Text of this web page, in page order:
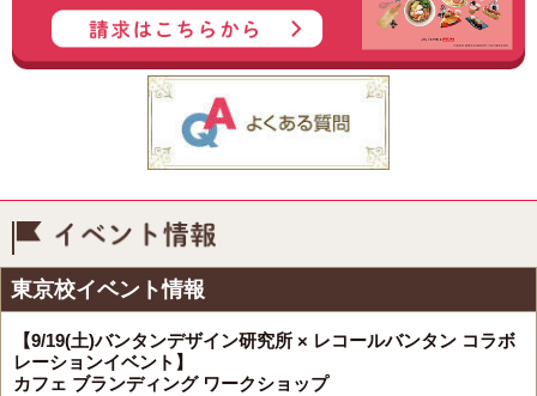
東京校イベント情報
【9/19(土)バンタンデザイン研究所 × レコールバンタン コラボ
レーションイベント】
カフェ ブランディング ワークショップ